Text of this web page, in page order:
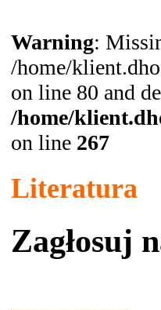
Warning:
/home/
on line 80 and
/home/
on line 267
Literatura
Zagłosuj